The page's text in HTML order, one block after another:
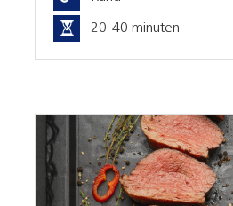
20-40 minuten